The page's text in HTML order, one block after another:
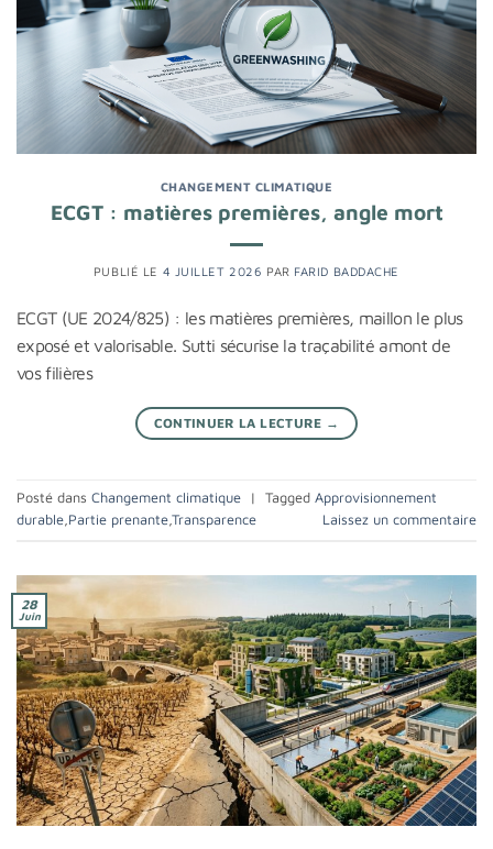
CHANGEMENT CLIMATIQUE
ECGT : matières premières, angle mort
PUBLIÉ LE 4 JUILLET 2026 PAR FARID BADDACHE
ECGT (UE 2024/825) : les matières premières, maillon le plus
exposé et valorisable. Sutti sécurise la traçabilité amont de
vos filières
CONTINUER LA LECTURE →
Posté dans Changement climatique | Tagged Approvisionnement
durable Partie prenante Transparence Laissez un commentaire
28
Juin